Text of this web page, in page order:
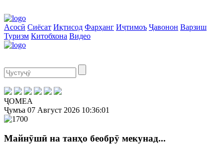
Асосӣ Сиёсат Иқтисод Фарҳанг Иҷтимоъ Ҷавонон Варзиш
Туризм Китобхона Видео
ҶОМЕА
Ҷумъа 07 Август 2026 10:36:02
Майнӯшӣ на танҳо беобрӯ мекунад...